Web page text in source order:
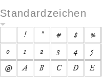
Standardzeichen